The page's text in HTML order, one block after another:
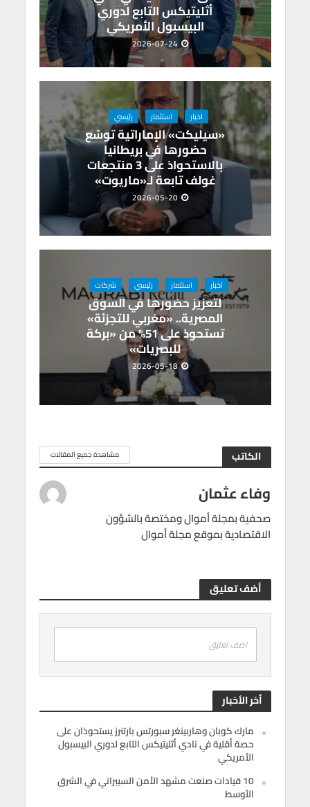
أثليتيكس التابع لدوري
البيسبول الأمريكي
2026-07-24
اخبار استثمار رئيسي
«سيليكت» الإماراتية توسّع
حضورها في بريطانيا
بالاستحواذ على 3 منتجعات
غولف تابعة لـ«ماريوت»
2026-05-20
اخبار استثمار رئيسي شركات
لتعزيز حضورها في السوق
المصرية.. «مغربي للتجزئة»
تستحوذ على 51% من «بركة
للبصريات»
2026-05-18
الكاتب مشاهدة جميع المقالات
وفاء عثمان
صحفية بمجلة أموال ومختصة بالشؤون
الاقتصادية بموقع مجلة أموال
أضف تعليق
اضف تعليق
أخر الأخبار
مارك كوبان وهاربينغر سبورتس بارتنرز يستحوذان على
حصة أقلية في نادي أثليتيكس التابع لدوري البيسبول
الأمريكي
10 قيادات صنعت مشهد الأمن السيبراني في الشرق
الأوسط